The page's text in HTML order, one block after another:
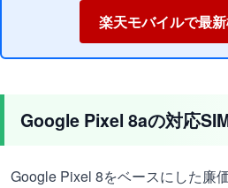
楽天モバイルで最
Google Pixel 8aの対応
Google Pixel 8をベースにした廉